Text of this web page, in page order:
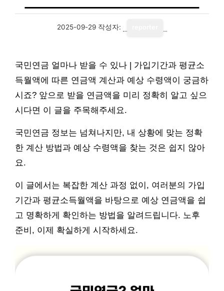
2025-09-29 작성자:
국민연금 얼마나 받을 수 있나 | 가입기간과 평균소
득월액에 따른 연금액 계산과 예상 수령액이 궁금하
시죠? 앞으로 받을 연금액을 미리 정확히 알고 싶으
시다면 이 글을 주목해주세요.
국민연금 정보는 넘쳐나지만, 내 상황에 맞는 정확
한 계산 방법과 예상 수령액을 찾는 것은 쉽지 않아
요.
이 글에서는 복잡한 계산 과정 없이, 여러분의 가입
기간과 평균소득월액을 바탕으로 예상 연금액을 쉽
고 명확하게 확인하는 방법을 알려드립니다. 노후
준비, 이제 확실하게 시작하세요.